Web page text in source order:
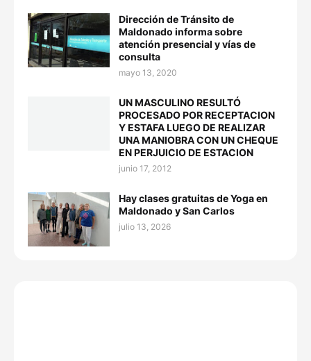
Dirección de Tránsito de
Maldonado informa sobre
atención presencial y vías de
consulta
mayo 13, 2020
UN MASCULINO RESULTÓ
PROCESADO POR RECEPTACION
Y ESTAFA LUEGO DE REALIZAR
UNA MANIOBRA CON UN CHEQUE
EN PERJUICIO DE ESTACION
junio 17, 2012
Hay clases gratuitas de Yoga en
Maldonado y San Carlos
julio 13, 2026